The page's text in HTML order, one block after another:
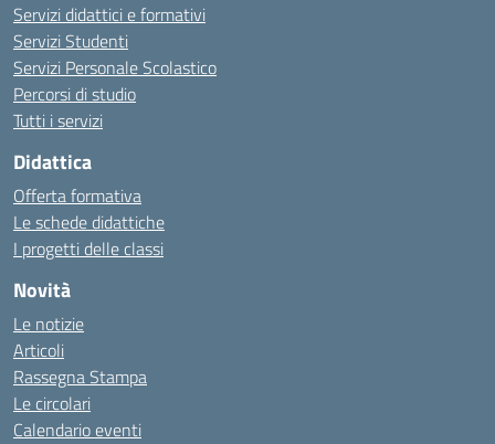
Servizi didattici e formativi
Servizi Studenti
Servizi Personale Scolastico
Percorsi di studio
Tutti i servizi
Didattica
Offerta formativa
Le schede didattiche
I progetti delle classi
Novità
Le notizie
Articoli
Rassegna Stampa
Le circolari
Calendario eventi